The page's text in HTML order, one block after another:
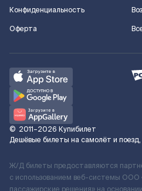
Конфиденциальность
Оферта
© 2011–2026 Купибилет
Дешёвые билеты на самолёт и поезд,
Ж/Д билеты предоставляются
с использованием веб-системы